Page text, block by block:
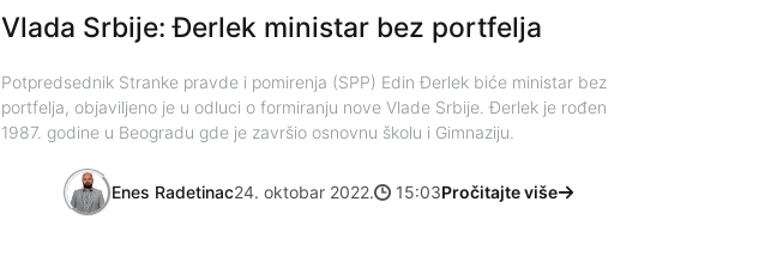
Vlada Srbije: Đerlek ministar bez portfelja
Potpredsednik Stranke pravde i pomirenja (SPP) Edin Đerlek biće ministar bez
portfelja, objaviljeno je u odluci o formiranju nove Vlade Srbije. Đerlek je rođen
1987. godine u Beogradu gde je završio osnovnu školu i Gimnaziju.
Enes Radetinac24. oktobar 2022. 15:03Pročitajte više